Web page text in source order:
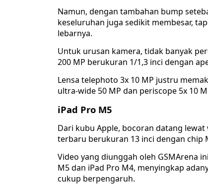
Namun, dengan tambahan bump
keseluruhan juga sedikit membesar,
lebarnya.
Untuk urusan kamera, tidak banyak
200 MP berukuran 1/1,3 inci dengan
Lensa telephoto 3x 10 MP justru
ultra-wide 50 MP dan periscope 5x 10
iPad Pro M5
Dari kubu Apple, bocoran datang
terbaru berukuran 13 inci dengan chip
Video yang diunggah oleh GSMArena
M5 dan iPad Pro M4, menyingkap
cukup berpengaruh.